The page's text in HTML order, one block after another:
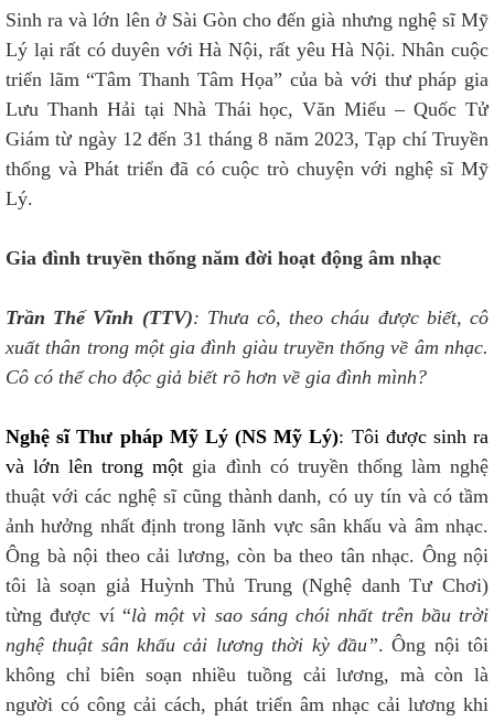
Sinh ra và lớn lên ở Sài Gòn cho đến già nhưng nghệ sĩ Mỹ
Lý lại rất có duyên với Hà Nội, rất yêu Hà Nội. Nhân cuộc
triển lãm “Tâm Thanh Tâm Họa” của bà với thư pháp gia
Lưu Thanh Hải tại Nhà Thái học, Văn Miếu – Quốc Tử
Giám từ ngày 12 đến 31 tháng 8 năm 2023, Tạp chí Truyền
thống và Phát triển đã có cuộc trò chuyện với nghệ sĩ Mỹ
Lý.
Gia đình truyền thống năm đời hoạt động âm nhạc
Trần Thế Vĩnh (TTV): Thưa cô, theo cháu được biết, cô
xuất thân trong một gia đình giàu truyền thống về âm nhạc.
Cô có thể cho độc giả biết rõ hơn về gia đình mình?
Nghệ sĩ Thư pháp Mỹ Lý (NS Mỹ Lý): Tôi được sinh ra
và lớn lên trong một gia đình có truyền thống làm nghệ
thuật với các nghệ sĩ cũng thành danh, có uy tín và có tầm
ảnh hưởng nhất định trong lãnh vực sân khấu và âm nhạc.
Ông bà nội theo cải lương, còn ba theo tân nhạc. Ông nội
tôi là soạn giả Huỳnh Thủ Trung (Nghệ danh Tư Chơi)
từng được ví “là một vì sao sáng chói nhất trên bầu trời
nghệ thuật sân khấu cải lương thời kỳ đầu”. Ông nội tôi
không chỉ biên soạn nhiều tuồng cải lương, mà còn là
người có công cải cách, phát triển âm nhạc cải lương khi